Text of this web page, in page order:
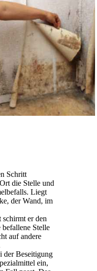
Schritt
die Stelle und
Liegt
der Wand, im
schirmt er den
Stelle
auf andere
der Beseitigung
ein,